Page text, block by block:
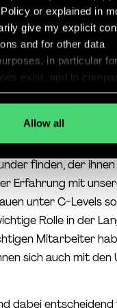
or explained in
give my explicit
and for other data
in particular for
exist, and to
or other
my voluntary and
and that my
cookies"
Allow all
davon,
geeignete C-Level
Team von
fokussieren
auszuwählen, die
zu
darauf
aber nicht
finden, der
Erfahrung mit
unter C-Levels
Rolle in der
Mitarbeiter
sich auch mit
dabei